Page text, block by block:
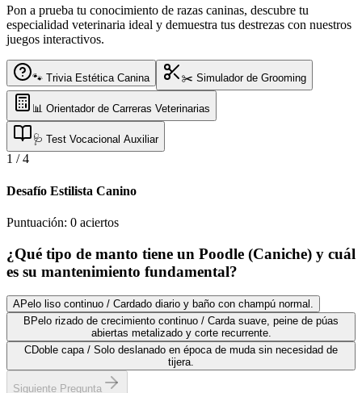
Pon a prueba tu conocimiento de razas caninas, descubre tu
especialidad veterinaria ideal y demuestra tus destrezas con nuestros
juegos interactivos.
🐾 Trivia Estética Canina ✂️ Simulador de Grooming
📊 Orientador de Carreras Veterinarias
🩺 Test Vocacional Auxiliar
1 /4
Desafío Estilista Canino
Puntuación: 0 aciertos
¿Qué tipo de manto tiene un Poodle (Caniche) y cuál
es su mantenimiento fundamental?
APelo liso continuo / Cardado diario y baño con champú normal.
B Pelo rizado de crecimiento continuo / Carda suave, peine de púas
abiertas metalizado y corte recurrente.
CDoble capa / Solo deslanado en época de muda sin necesidad de
tijera.
Siguiente Pregunta